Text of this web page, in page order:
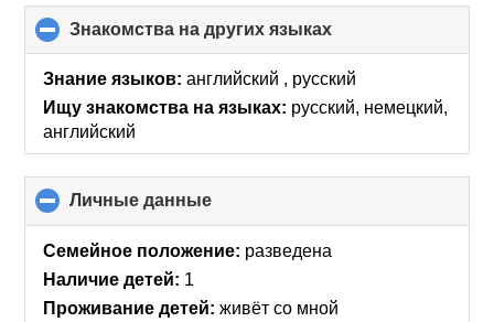
Знакомства на других языках
to
collapse
contents
Знание языков: английский , русский
Ищу знакомства на языках: русский, немецкий,
английский
Личные данные
to
collapse
contents
Семейное положение: разведена
Наличие детей: 1
Проживание детей: живёт со мной